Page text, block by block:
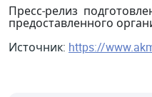
Пресс-релиз
предоставленного
Источник: https://